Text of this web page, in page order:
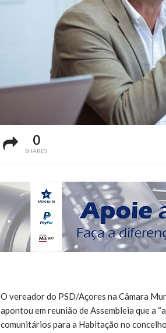
0
SHARES
O vereador do PSD/Açores na Câmara
apontou em reunião de Assembleia que a
comunitários para a Habitação no